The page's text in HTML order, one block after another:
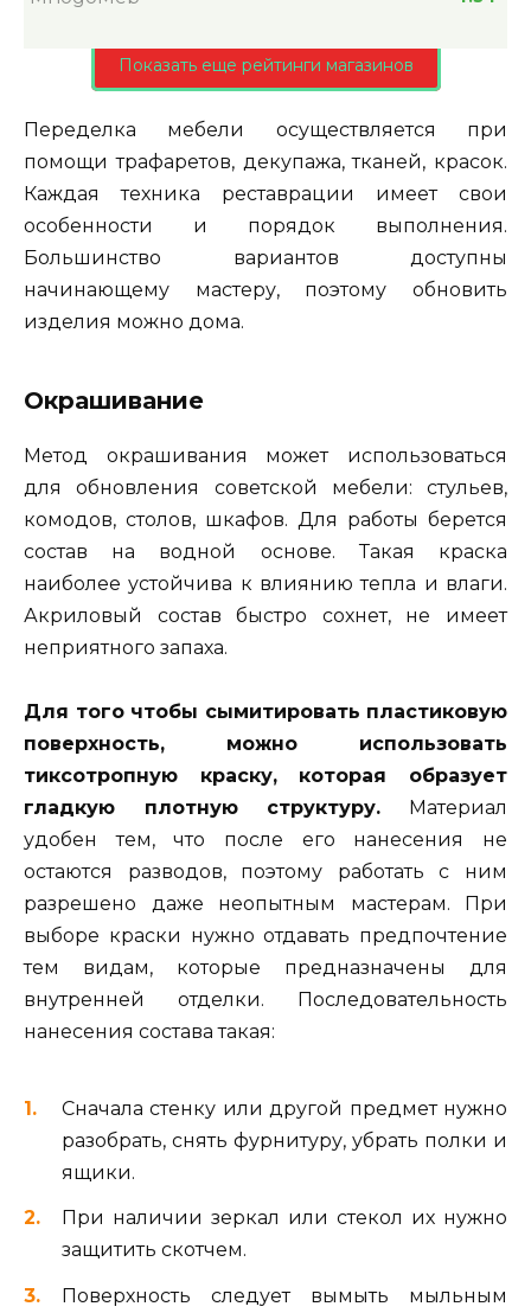
Показать еще рейтинги магазинов
Переделка мебели осуществляется при
помощи трафаретов, декупажа, тканей, красок.
Каждая техника реставрации имеет свои
особенности и порядок выполнения.
Большинство вариантов доступны
начинающему мастеру, поэтому обновить
изделия можно дома.
Окрашивание
Метод окрашивания может использоваться
для обновления советской мебели: стульев,
комодов, столов, шкафов. Для работы берется
состав на водной основе. Такая краска
наиболее устойчива к влиянию тепла и влаги.
Акриловый состав быстро сохнет, не имеет
неприятного запаха.
Для того чтобы сымитировать пластиковую
поверхность, можно использовать
тиксотропную краску, которая образует
гладкую плотную структуру. Материал
удобен тем, что после его нанесения не
остаются разводов, поэтому работать с ним
разрешено даже неопытным мастерам. При
выборе краски нужно отдавать предпочтение
тем видам, которые предназначены для
внутренней отделки. Последовательность
нанесения состава такая:
Сначала стенку или другой предмет нужно
разобрать, снять фурнитуру, убрать полки и
ящики.
При наличии зеркал или стекол их нужно
защитить скотчем.
Поверхность следует вымыть мыльным